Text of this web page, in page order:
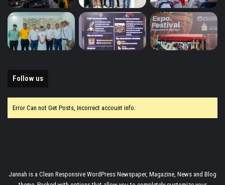
Follow us
Error Can not Get Posts, Incorrect account info.
Jannah is a Clean Responsive WordPress Newspaper, Magazine, News and Blog